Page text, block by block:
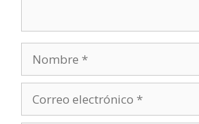
electrónico